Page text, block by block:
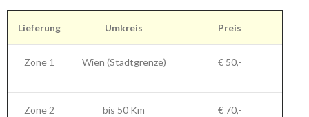
Lieferung Umkreis Preis
Zone 1 Wien (Stadtgrenze) € 50,-
Zone 2 bis 50 Km € 70,-